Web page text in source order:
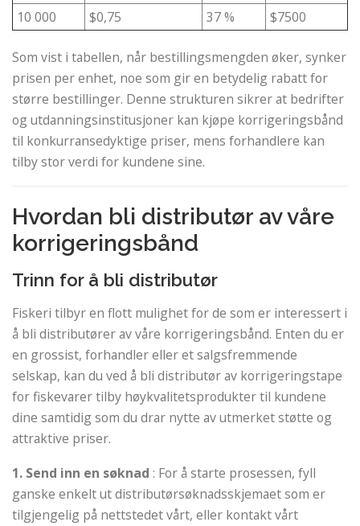
10 000
$0,75 37 % $7500
Som vist i tabellen, når bestillingsmengden øker, synker
prisen per enhet, noe som gir en betydelig rabatt for
større bestillinger. Denne strukturen sikrer at bedrifter
og utdanningsinstitusjoner kan kjøpe korrigeringsbånd
til konkurransedyktige priser, mens forhandlere kan
tilby stor verdi for kundene sine.
Hvordan bli distributør av våre
korrigeringsbånd
Trinn for å bli distributør
Fiskeri tilbyr en flott mulighet for de som er interessert i
å bli distributører av våre korrigeringsbånd. Enten du er
en grossist, forhandler eller et salgsfremmende
selskap, kan du ved å bli distributør av korrigeringstape
for fiskevarer tilby høykvalitetsprodukter til kundene
dine samtidig som du drar nytte av utmerket støtte og
attraktive priser.
1. Send inn en søknad : For å starte prosessen, fyll
ganske enkelt ut distributørsøknadsskjemaet som er
tilgjengelig på nettstedet vårt, eller kontakt vårt